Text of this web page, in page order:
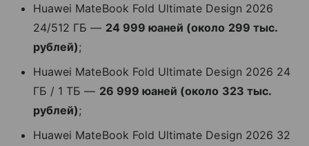
Huawei MateBook Fold Ultimate Design 2026
24/512 ГБ — 24 999 юаней (около 299 тыс.
рублей);
Huawei MateBook Fold Ultimate Design 2026 24
ГБ / 1 ТБ — 26 999 юаней (около 323 тыс.
рублей);
Huawei MateBook Fold Ultimate Design 2026 32